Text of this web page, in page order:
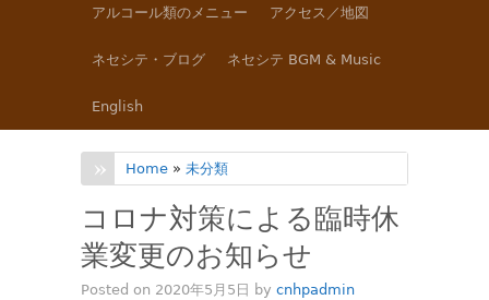
アルコール類のメニュー アクセス／地図
ネセシテ・ブログ ネセシテ BGM & Music
English
Home » 未分類
コロナ対策による臨時休
業変更のお知らせ
Posted on 2020年5月5日 by cnhpadmin